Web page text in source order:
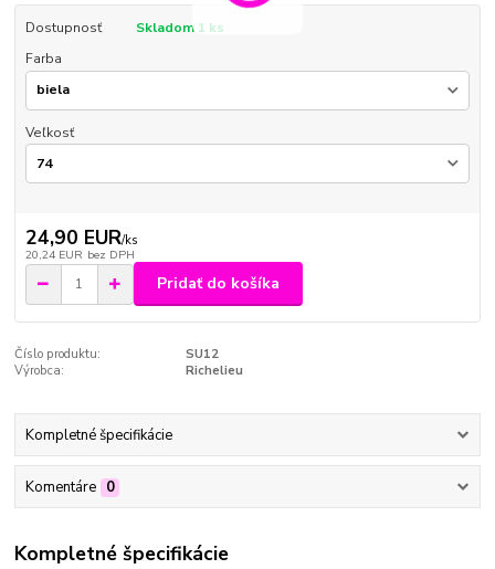
Dostupnosť
Skladom 1 ks
Farba
Veľkosť
24,90 EUR/ks
20,24 EUR bez DPH
Pridať do košíka
Číslo produktu:
SU12
Výrobca:
Richelieu
Kompletné špecifikácie
Komentáre 0
Kompletné špecifikácie